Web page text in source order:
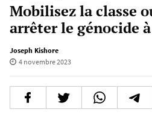
Mobilisez la classe
arrêter le génocide à
Joseph Kishore
4 novembre 2023